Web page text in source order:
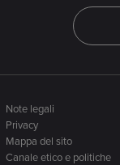
Note legali
Privacy
Mappa del sito
Canale etico e politiche